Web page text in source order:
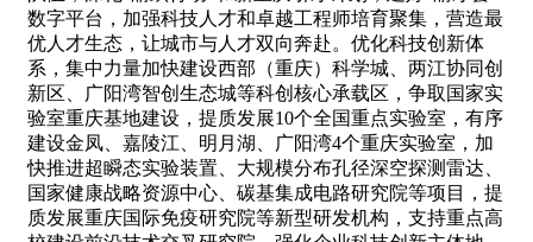
数字平台，加强科技人才和卓越工程师培育聚集，营造最
优人才生态，让城市与人才双向奔赴。优化科技创新体
系，集中力量加快建设西部（重庆）科学城、两江协同创
新区、广阳湾智创生态城等科创核心承载区，争取国家实
验室重庆基地建设，提质发展10个全国重点实验室，有序
建设金凤、嘉陵江、明月湖、广阳湾4个重庆实验室，加
快推进超瞬态实验装置、大规模分布孔径深空探测雷达、
国家健康战略资源中心、碳基集成电路研究院等项目，提
质发展重庆国际免疫研究院等新型研发机构，支持重点高